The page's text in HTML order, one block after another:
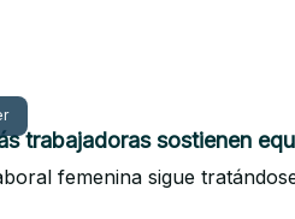
trabajadoras sostienen
femenina sigue